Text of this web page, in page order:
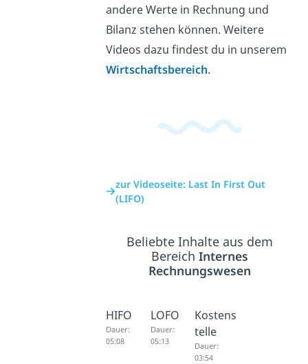
andere Werte in Rechnung und
Bilanz stehen können. Weitere
Videos dazu findest du in unserem
Wirtschaftsbereich.
zur Videoseite: Last In First Out
(LIFO)
Beliebte Inhalte aus dem
BereichInternes
Rechnungswesen
HIFO
Dauer:
05:08
LOFO
Dauer:
05:13
Kostens
telle
Dauer:
03:54